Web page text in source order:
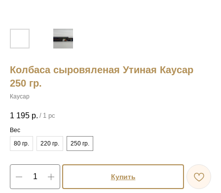
Колбаса сыровяленая Утиная Каусар
250 гр.
Каусар
1 195 р. / 1 pc
Вес
80 гр.
220 гр. 250 гр.
Купить